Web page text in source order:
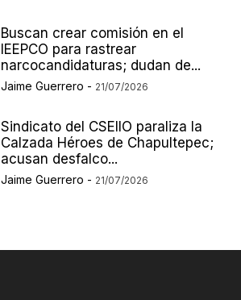
Buscan crear comisión en el
IEEPCO para rastrear
narcocandidaturas; dudan de...
Jaime Guerrero - 21/07/2026
Sindicato del CSEIIO paraliza la
Calzada Héroes de Chapultepec;
acusan desfalco...
Jaime Guerrero - 21/07/2026